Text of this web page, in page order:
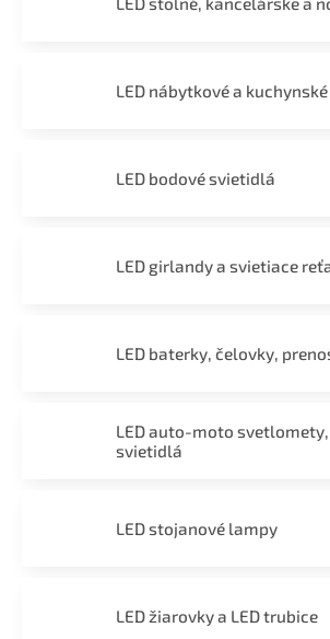
LED nábytkové a
LED bodové svietidlá
LED girlandy a svietiace
LED baterky, čelovky,
LED auto-moto
svietidlá
LED stojanové lampy
LED žiarovky a LED trubice